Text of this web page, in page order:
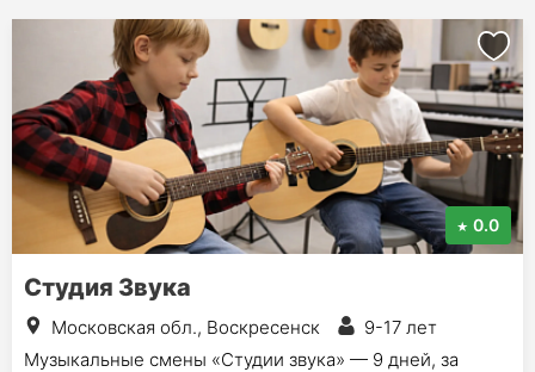
0.0
Студия Звука
Московская обл., Воскресенск
9-17 лет
Музыкальные смены «Студии звука» — 9 дней, за